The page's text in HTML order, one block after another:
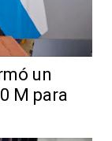
un
M para